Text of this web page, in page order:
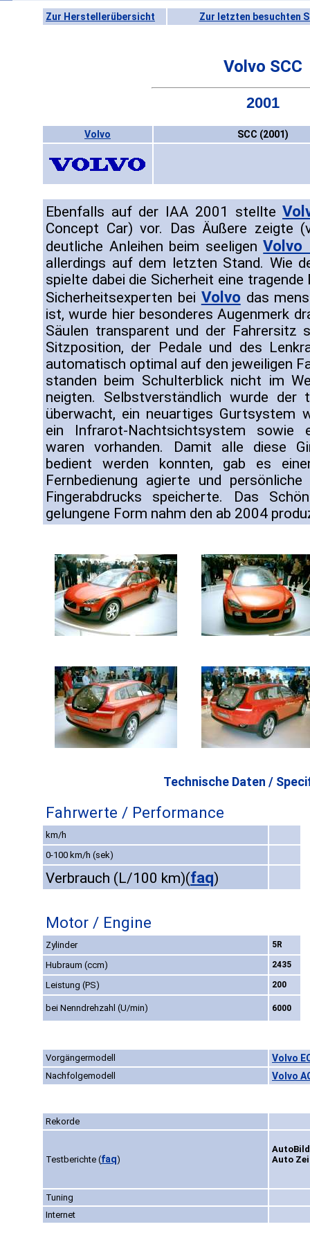
Zur Herstellerübersicht Zur letzten besuchten
Volvo SCC
2001
Volvo SCC (2001)
Ebenfalls auf der IAA 2001 stellte
Concept Car) vor. Das Äußere zeigte
deutliche Anleihen beim seeligenVolvo
allerdings auf dem letzten Stand. Wie
spielte dabei die Sicherheit eine
Sicherheitsexperten bei Volvo das
ist, wurde hier besonderes Augenmerk
Säulen transparent und der Fahrersitz
Sitzposition, der Pedale und des
automatisch optimal auf den jeweiligen
standen beim Schulterblick nicht im
neigten. Selbstverständlich wurde der
überwacht, ein neuartiges Gurtsystem
ein Infrarot-Nachtsichtsystem sowie
waren vorhanden. Damit alle diese
bedient werden konnten, gab es
Fernbedienung agierte und
Fingerabdrucks speicherte. Das
gelungene Form nahm den ab 2004
Technische Daten /
Fahrwerte / Performance
km/h
0-100 km/h (sek)
Verbrauch (L/100 km)(faq)
Motor / Engine
Zylinder 5R
Hubraum (ccm) 2435
Leistung (PS) 200
bei Nenndrehzahl (U/min) 6000
Vorgängermodell Volvo
Nachfolgemodell Volvo
Rekorde
Testberichte (faq)
AutoBild
Auto
Tuning
Internet